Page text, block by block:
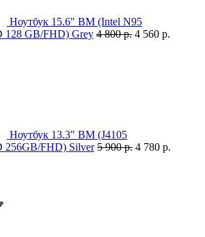
Ноутбук 15.6" BM (Intel N95
128 GB/FHD) Grey 4 800 р. 4 560 р.
Ноутбук 13.3" BM (J4105
256GB/FHD) Silver 5 900 р. 4 780 р.